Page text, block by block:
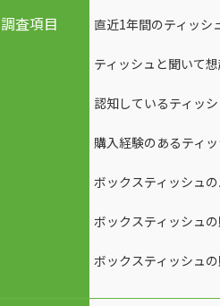
調査項目 直近1年間のティッシ
ティッシュと聞いて
認知しているティッ
購入経験のあるティ
ボックスティッシュ
ボックスティッシュ
ボックスティッシュ